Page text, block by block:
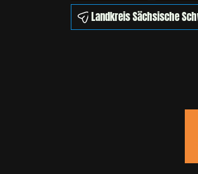
Landkreis Sächsische